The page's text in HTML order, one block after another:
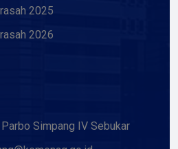
2025
2026
Simpang IV Sebukar